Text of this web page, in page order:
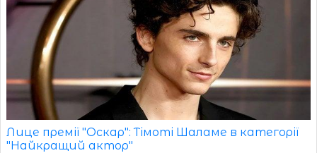
Лице премії "Оскар": Тімоті Шаламе в категорії
"Найкращий актор"